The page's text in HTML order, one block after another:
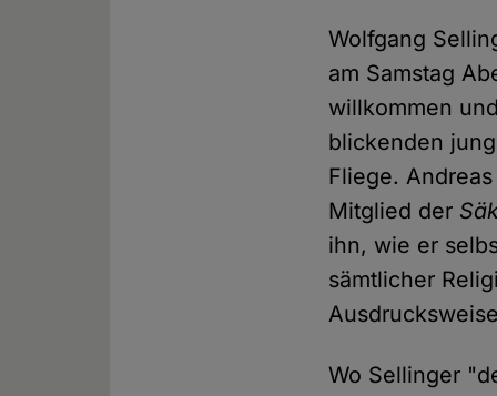
Wolfgang
am Samstag
willkommen
blickenden
Fliege.
Mitglied der
ihn, wie er
sämtlicher
Wo Sellinger